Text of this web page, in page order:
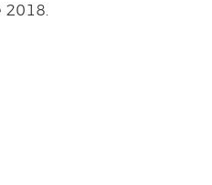
2018.